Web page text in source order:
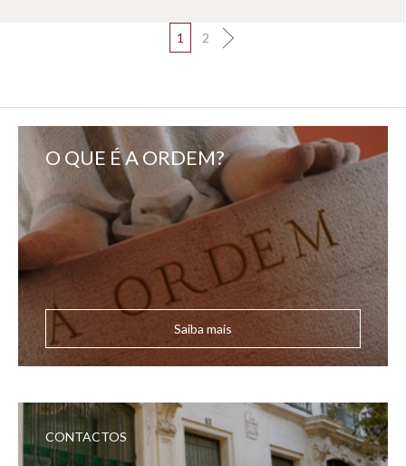
1 2
O QUE É A ORDEM?
Saiba mais
CONTACTOS